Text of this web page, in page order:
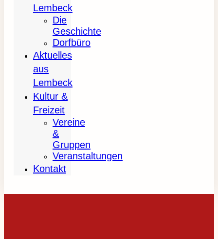
Lembeck
Die
Geschichte
Dorfbüro
Aktuelles
aus
Lembeck
Kultur &
Freizeit
Vereine
&
Gruppen
Veranstaltungen
Kontakt